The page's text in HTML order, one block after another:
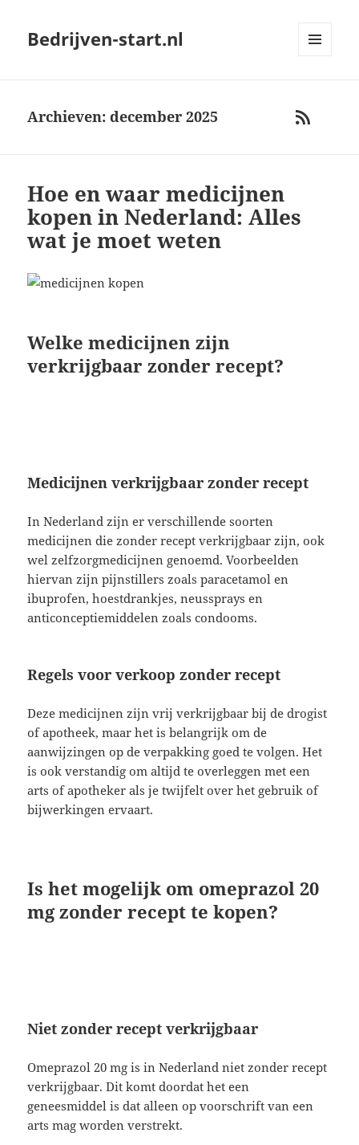
Bedrijven-start.nl
RSS
Archieven: december 2025
Hoe en waar medicijnen
kopen in Nederland: Alles
wat je moet weten
Welke medicijnen zijn
verkrijgbaar zonder recept?
Medicijnen verkrijgbaar zonder recept
In Nederland zijn er verschillende soorten
medicijnen die zonder recept verkrijgbaar zijn, ook
wel zelfzorgmedicijnen genoemd. Voorbeelden
hiervan zijn pijnstillers zoals paracetamol en
ibuprofen, hoestdrankjes, neussprays en
anticonceptiemiddelen zoals condooms.
Regels voor verkoop zonder recept
Deze medicijnen zijn vrij verkrijgbaar bij de drogist
of apotheek, maar het is belangrijk om de
aanwijzingen op de verpakking goed te volgen. Het
is ook verstandig om altijd te overleggen met een
arts of apotheker als je twijfelt over het gebruik of
bijwerkingen ervaart.
Is het mogelijk om omeprazol 20
mg zonder recept te kopen?
Niet zonder recept verkrijgbaar
Omeprazol 20 mg is in Nederland niet zonder recept
verkrijgbaar. Dit komt doordat het een
geneesmiddel is dat alleen op voorschrift van een
arts mag worden verstrekt.